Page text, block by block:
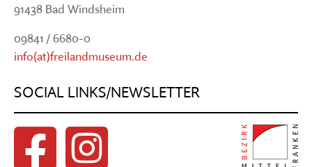
91438 Bad Windsheim
09841 / 6680-0
info(at)freilandmuseum.de
SOCIAL LINKS/NEWSLETTER